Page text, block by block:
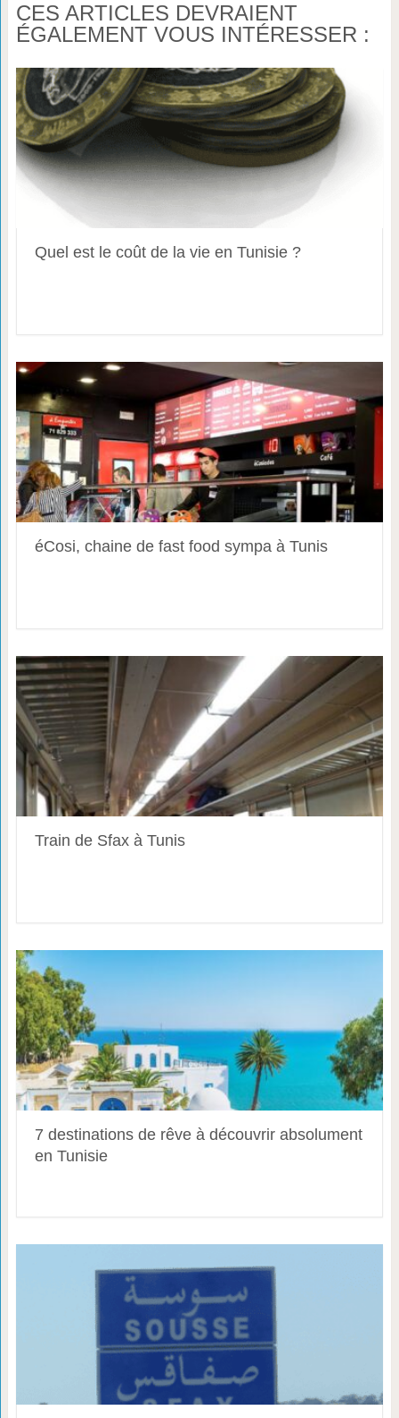
CES ARTICLES DEVRAIENT
ÉGALEMENT VOUS INTÉRESSER :
Quel est le coût de la vie en Tunisie ?
éCosi, chaine de fast food sympa à Tunis
Train de Sfax à Tunis
7 destinations de rêve à découvrir absolument
en Tunisie